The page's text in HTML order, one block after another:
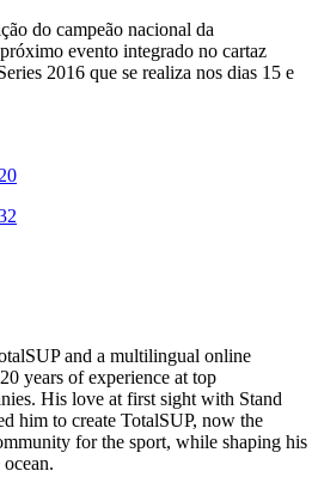
do campeão nacional da
evento integrado no cartaz
2016 que se realiza nos dias 15 e
and a multilingual online
years of experience at top
His love at first sight with Stand
him to create TotalSUP, now the
for the sport, while shaping his